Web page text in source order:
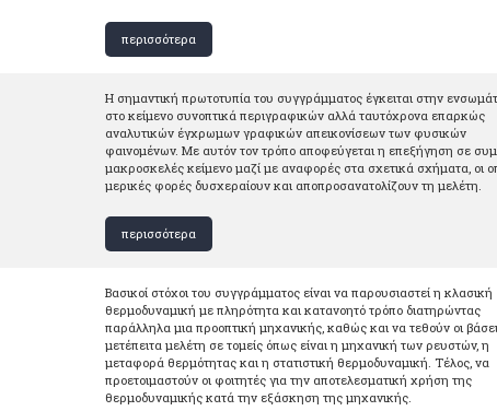
περισσότερα
Η σημαντική πρωτοτυπία του συγγράμματος έγκειται στην
στο κείμενο συνοπτικά περιγραφικών αλλά ταυτόχρονα επαρκώς
αναλυτικών έγχρωμων γραφικών απεικονίσεων των φυσικών
φαινομένων. Με αυτόν τον τρόπο αποφεύγεται η επεξήγηση σε
μακροσκελές κείμενο μαζί με αναφορές στα σχετικά σχήματα, οι
μερικές φορές δυσχεραίουν και αποπροσανατολίζουν τη μελέτη.
περισσότερα
Βασικοί στόχοι του συγγράμματος είναι να παρουσιαστεί η κλασική
θερμοδυναμική με πληρότητα και κατανοητό τρόπο διατηρώντας
παράλληλα μια προοπτική μηχανικής, καθώς και να τεθούν οι
μετέπειτα μελέτη σε τομείς όπως είναι η μηχανική των ρευστών, η
μεταφορά θερμότητας και η στατιστική θερμοδυναμική. Τέλος, να
προετοιμαστούν οι φοιτητές για την αποτελεσματική χρήση της
θερμοδυναμικής κατά την εξάσκηση της μηχανικής.